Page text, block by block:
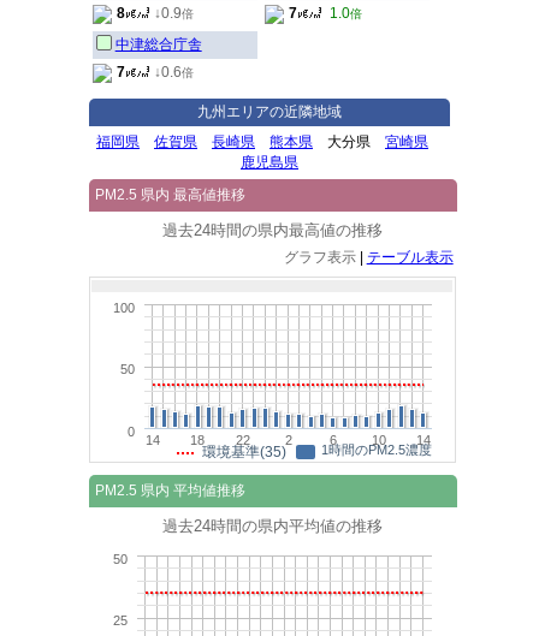
8
↓0.9倍
7
1.0倍
中津総合庁舎
7
↓0.6倍
九州エリアの近隣地域
福岡県
佐賀県 長崎県 熊本県 大分県
宮崎県
鹿児島県
PM2.5 県内 最高値推移
過去24時間の県内最高値の推移
グラフ表示| テーブル表示
14 18 22 2 6 10 14
0
50
100
環境基準(35) 1時間のPM2.5濃度
PM2.5 県内 平均値推移
過去24時間の県内平均値の推移
25
50